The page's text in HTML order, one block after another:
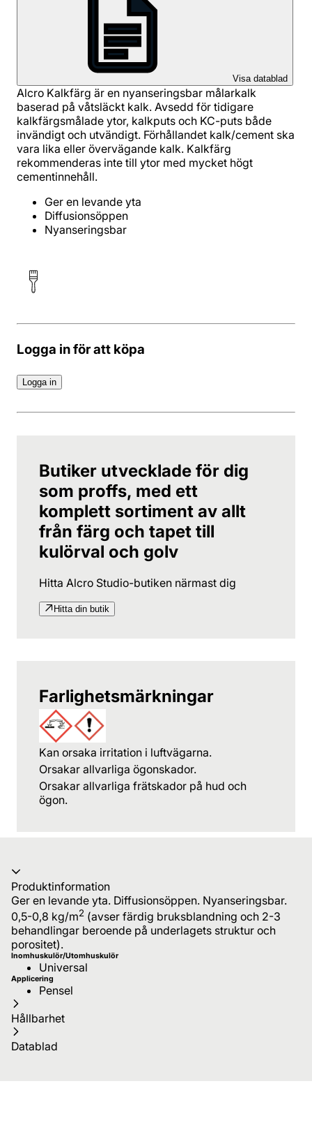
Visa datablad
Alcro Kalkfärg är en nyanseringsbar målarkalk
baserad på våtsläckt kalk. Avsedd för tidigare
kalkfärgsmålade ytor, kalkputs och KC-puts både
invändigt och utvändigt. Förhållandet kalk/cement ska
vara lika eller övervägande kalk. Kalkfärg
rekommenderas inte till ytor med mycket högt
cementinnehåll.
Ger en levande yta
Diffusionsöppen
Nyanseringsbar
Logga in för att köpa
Logga in
Butiker utvecklade för dig
som proffs, med ett
komplett sortiment av allt
från färg och tapet till
kulörval och golv
Hitta Alcro Studio-butiken närmast dig
Hitta din butik
Farlighetsmärkningar
Kan orsaka irritation i luftvägarna.
Orsakar allvarliga ögonskador.
Orsakar allvarliga frätskador på hud och
ögon.
Produktinformation
Ger en levande yta. Diffusionsöppen. Nyanseringsbar.
0,5-0,8 kg/m2 (avser färdig bruksblandning och 2-3
behandlingar beroende på underlagets struktur och
porositet).
Inomhuskulör/Utomhuskulör
Universal
Applicering
Pensel
Hållbarhet
Datablad